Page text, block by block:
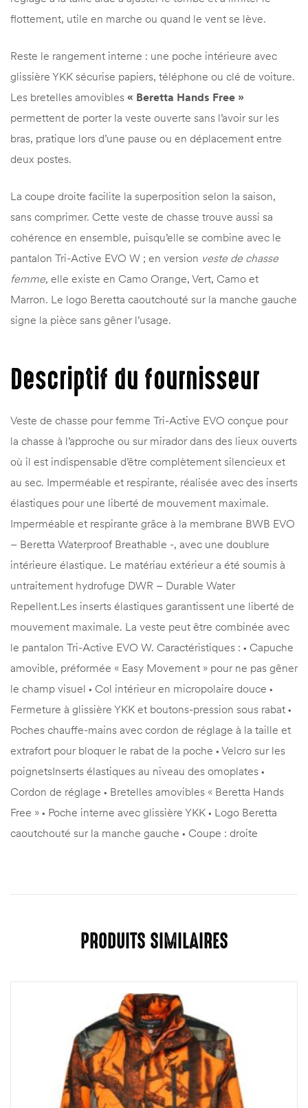
flottement, utile en marche ou quand le vent se lève.
Reste le rangement interne : une poche intérieure avec
glissière YKK sécurise papiers, téléphone ou clé de voiture.
Les bretelles amovibles « Beretta Hands Free »
permettent de porter la veste ouverte sans l’avoir sur les
bras, pratique lors d’une pause ou en déplacement entre
deux postes.
La coupe droite facilite la superposition selon la saison,
sans comprimer. Cette veste de chasse trouve aussi sa
cohérence en ensemble, puisqu’elle se combine avec le
pantalon Tri-Active EVO W ; en version veste de chasse
femme, elle existe en Camo Orange, Vert, Camo et
Marron. Le logo Beretta caoutchouté sur la manche gauche
signe la pièce sans gêner l’usage.
Descriptif du fournisseur
Veste de chasse pour femme Tri-Active EVO conçue pour
la chasse à l’approche ou sur mirador dans des lieux ouverts
où il est indispensable d’être complètement silencieux et
au sec. Imperméable et respirante, réalisée avec des inserts
élastiques pour une liberté de mouvement maximale.
Imperméable et respirante grâce à la membrane BWB EVO
– Beretta Waterproof Breathable -, avec une doublure
intérieure élastique. Le matériau extérieur a été soumis à
untraitement hydrofuge DWR – Durable Water
Repellent.Les inserts élastiques garantissent une liberté de
mouvement maximale. La veste peut être combinée avec
le pantalon Tri-Active EVO W. Caractéristiques : • Capuche
amovible, préformée « Easy Movement » pour ne pas gêner
le champ visuel • Col intérieur en micropolaire douce •
Fermeture à glissière YKK et boutons-pression sous rabat •
Poches chauffe-mains avec cordon de réglage à la taille et
extrafort pour bloquer le rabat de la poche • Velcro sur les
poignetsInserts élastiques au niveau des omoplates •
Cordon de réglage • Bretelles amovibles « Beretta Hands
Free » • Poche interne avec glissière YKK • Logo Beretta
caoutchouté sur la manche gauche • Coupe : droite
PRODUITS SIMILAIRES